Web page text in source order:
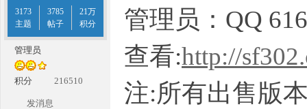
3173
主题
3785
帖子
21万
积分
管理员
积分 216510
发消息
管理员：QQ
查看:http://
注:所有出售版